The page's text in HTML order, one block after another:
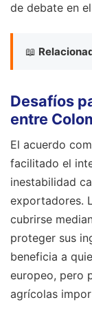
de debate en
📖
Desafíos
entre
El acuerdo
facilitado el
inestabilidad
exportadores.
cubrirse
proteger sus
beneficia a
europeo, pero
agrícolas